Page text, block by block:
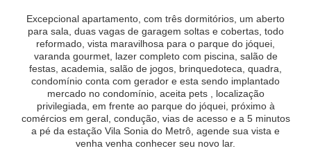
Excepcional apartamento, com três dormitórios, um aberto
para sala, duas vagas de garagem soltas e cobertas, todo
reformado, vista maravilhosa para o parque do jóquei,
varanda gourmet, lazer completo com piscina, salão de
festas, academia, salão de jogos, brinquedoteca, quadra,
condomínio conta com gerador e esta sendo implantado
mercado no condomínio, aceita pets , localização
privilegiada, em frente ao parque do jóquei, próximo à
comércios em geral, condução, vias de acesso e a 5 minutos
a pé da estação Vila Sonia do Metrô, agende sua vista e
venha venha conhecer seu novo lar.